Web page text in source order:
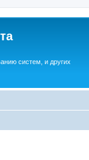
систем, и других